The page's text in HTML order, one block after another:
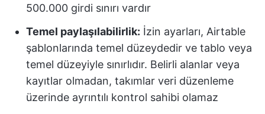
500.000 girdi sınırı vardır
Temel paylaşılabilirlik: İzin ayarları, Airtable
şablonlarında temel düzeydedir ve tablo veya
temel düzeyiyle sınırlıdır. Belirli alanlar veya
kayıtlar olmadan, takımlar veri düzenleme
üzerinde ayrıntılı kontrol sahibi olamaz